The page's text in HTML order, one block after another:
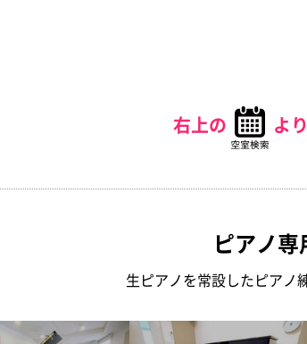
右上の よ
ピアノ
生ピアノを常設したピアノ